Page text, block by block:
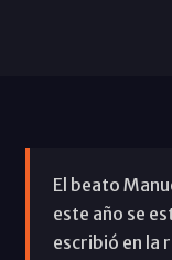
El beato
este año se
escribió en la